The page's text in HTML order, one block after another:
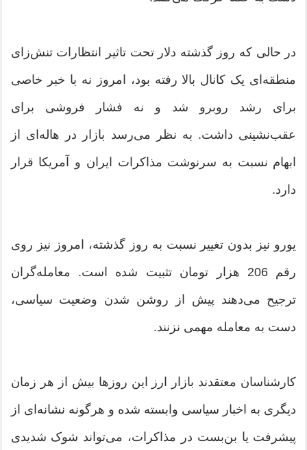
در حالی که روز گذشته دلار تحت تاثیر انتظارات تنش‌زای
منطقه‌ای یک کانال بالا رفته بود، امروز نه با خبر خاصی
برای رشد روبرو شد و نه فشار فروشی برای
عقب‌نشینی داشت. به نظر می‎‌رسد بازار در هاله‌ای از
ابهام نسبت به سرنوشت مذاکرات ایران و آمریکا قرار
دارد.
یورو نیز بدون تغییر نسبت به روز گذشته، امروز نیز روی
رقم 206 هزار تومان تثبیت شده است. معامله‌گران
ترجیح می‌دهند پیش از روشن شدن وضعیت سیاسی،
دست به معامله مهمی نزنند.
کارشناسان معتقدند بازار ارز این روزها بیش از هر زمان
دیگری به اخبار سیاسی وابسته شده و هرگونه نشانه‌ای از
پیشرفت یا بن‌بست در مذاکرات، می‌تواند شوک شدیدی